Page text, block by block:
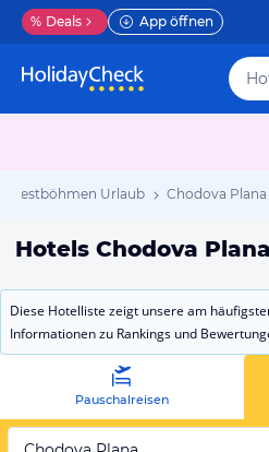
% Deals App öffnen
Westböhmen Urlaub Chodova
Hotels Chodova Plana
Diese Hotelliste zeigt unsere am
Informationen zu Rankings und
Pauschalreisen